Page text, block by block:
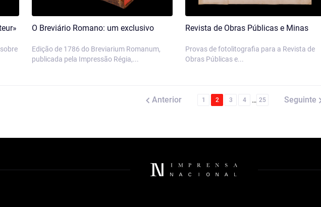
O Breviário Romano: um exclusivo
Edição de 1786 do Breviarium Romanum,
publicada pela Impressão Régia,...
Revista de Obras Públicas e Minas
Provas de fotolitografia para a Revista de
Obras Públicas e...
Anterior 1 2 3 4 … 25 Seguinte